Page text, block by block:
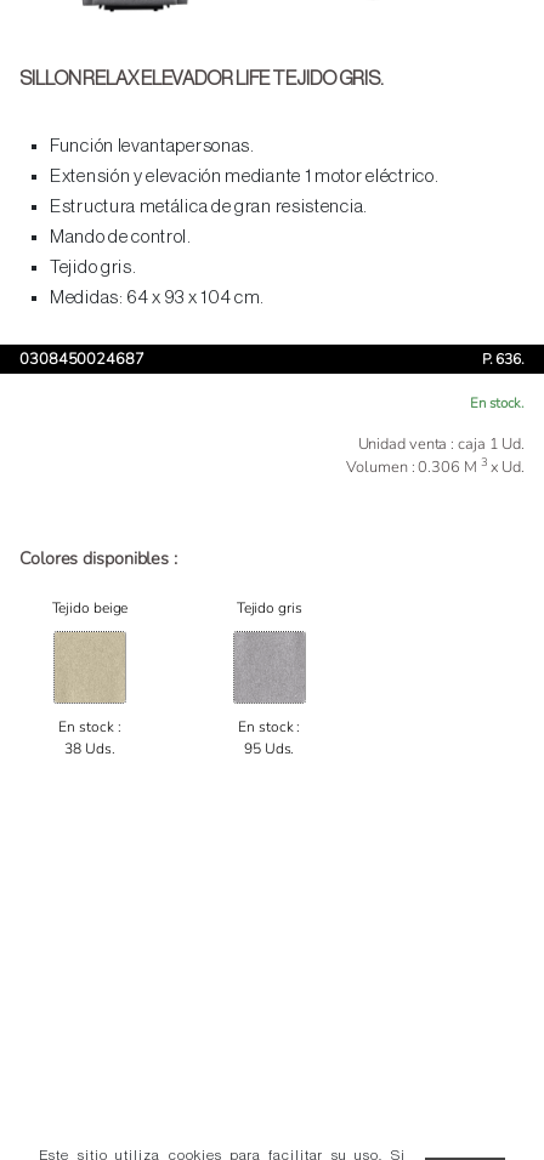
Este sitio utiliza cookies para facilitar su uso. Si
SILLON RELAX ELEVADOR LIFE TEJIDO GRIS.
Función levantapersonas.
Extensión y elevación mediante 1 motor eléctrico.
Estructura metálica de gran resistencia.
Mando de control.
Tejido gris.
Medidas: 64 x 93 x 104 cm.
0308450024687 P. 636.
En stock.
Unidad venta : caja 1 Ud.
Volumen : 0.306 M 3 x Ud.
Colores disponibles :
Tejido beige
En stock :
38 Uds.
Tejido gris
En stock :
95 Uds.